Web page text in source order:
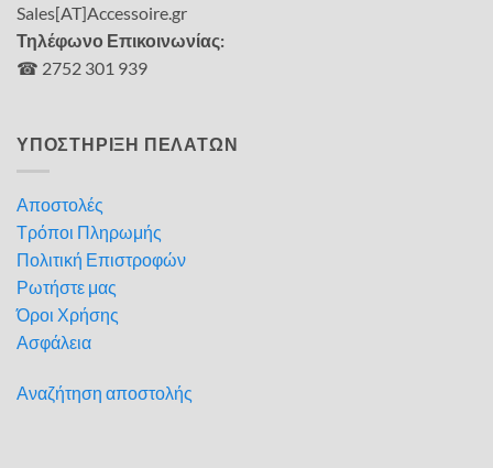
Sales[AT]Accessoire.gr
Τηλέφωνο Επικοινωνίας:
☎ 2752 301 939
ΥΠΟΣΤΗΡΙΞΗ ΠΕΛΑΤΩΝ
Αποστολές
Τρόποι Πληρωμής
Πολιτική Επιστροφών
Ρωτήστε μας
Όροι Χρήσης
Ασφάλεια
Αναζήτηση αποστολής